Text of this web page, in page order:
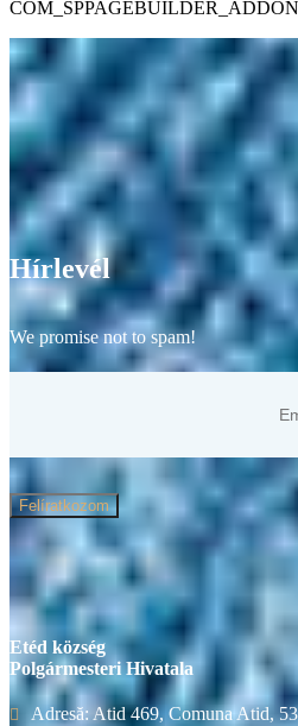
Hírlevél
We promise not to spam!
Felíratkozom
Etéd község
Polgármesteri Hivatala
Adresă: Atid 469, Comuna Atid,